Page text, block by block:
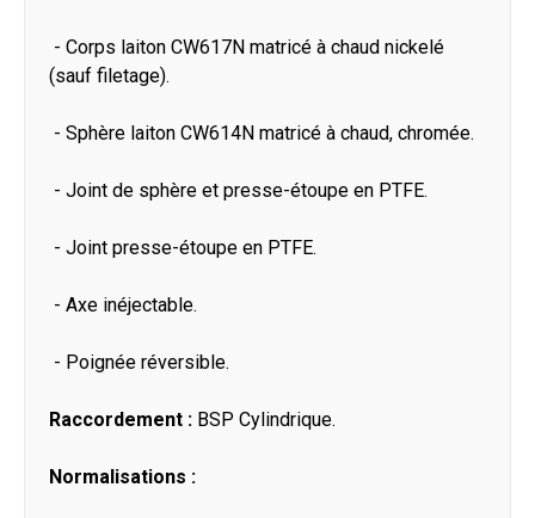
- Corps laiton CW617N matricé à chaud nickelé
(sauf filetage).
- Sphère laiton CW614N matricé à chaud, chromée.
- Joint de sphère et presse-étoupe en PTFE.
- Joint presse-étoupe en PTFE.
- Axe inéjectable.
- Poignée réversible.
Raccordement : BSP Cylindrique.
Normalisations :